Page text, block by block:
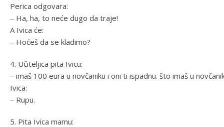
Perica odgovara:
– Ha, ha, to neće dugo da traje!
A Ivica će:
– Hoćeš da se kladimo?
4. Učiteljica pita Ivicu:
– imaš 100 eura u novčaniku i oni ti ispadnu. što imaš u
Ivica:
– Rupu.
5. Pita Ivica mamu: